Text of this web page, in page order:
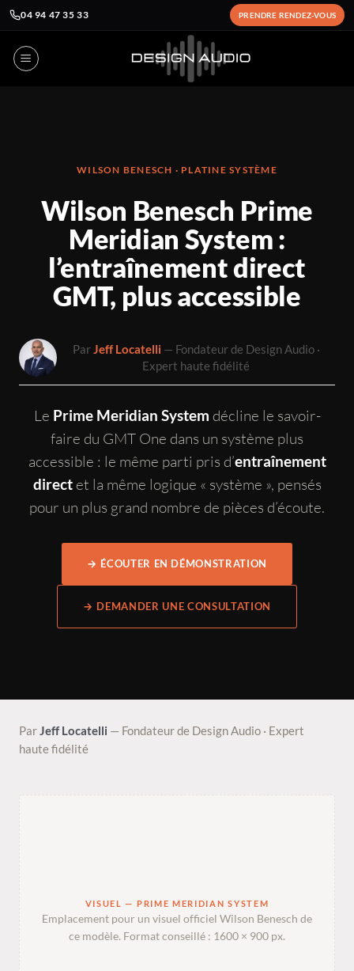
04 94 47 35 33 PRENDRE RENDEZ-VOUS
WILSON BENESCH · PLATINE SYSTÈME
Wilson Benesch Prime
Meridian System :
l’entraînement direct
GMT, plus accessible
ParJeff Locatelli— Fondateur de Design Audio ·
Expert haute fidélité
Le Prime Meridian System décline le savoir-
faire du GMT One dans un système plus
accessible : le même parti pris d’entraînement
directet la même logique « système », pensés
pour un plus grand nombre de pièces d’écoute.
→ ÉCOUTER EN DÉMONSTRATION
→ DEMANDER UNE CONSULTATION
ParJeff Locatelli — Fondateur de Design Audio · Expert
haute fidélité
VISUEL — PRIME MERIDIAN SYSTEM
Emplacement pour un visuel officiel Wilson Benesch de
ce modèle. Format conseillé : 1600 × 900 px.